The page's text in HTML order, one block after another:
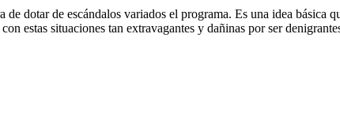
de dotar de escándalos variados el programa. Es una idea básica
estas situaciones tan extravagantes y dañinas por ser